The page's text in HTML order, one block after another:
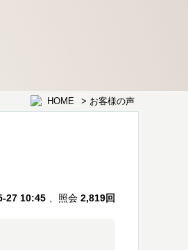
> お客様の声
HOME
27 10:45 、照会 2,819回